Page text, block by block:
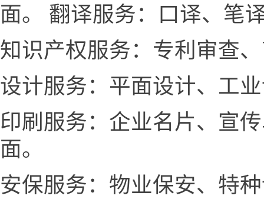
面。 翻译服务：口译、笔
知识产权服务：专利审查
设计服务：平面设计、工
印刷服务：企业名片、宣
面。
安保服务：物业保安、特